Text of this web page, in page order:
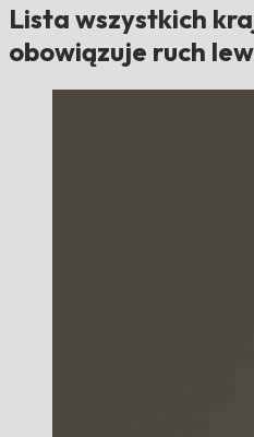
Lista wszystkich
obowiązuje ruch